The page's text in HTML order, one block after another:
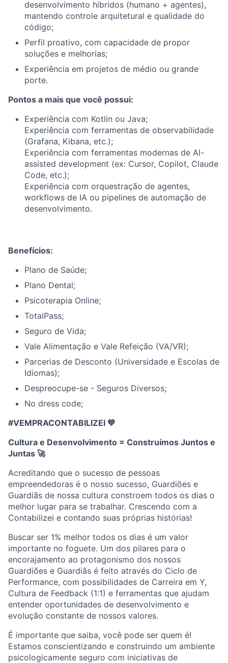
desenvolvimento híbridos (humano + agentes),
mantendo controle arquitetural e qualidade do
código;
Perfil proativo, com capacidade de propor
soluções e melhorias;
Experiência em projetos de médio ou grande
porte.
Pontos a mais que você possui:
Experiência com Kotlin ou Java;
Experiência com ferramentas de observabilidade
(Grafana, Kibana, etc.);
Experiência com ferramentas modernas de AI-
assisted development (ex: Cursor, Copilot, Claude
Code, etc.);
Experiência com orquestração de agentes,
workflows de IA ou pipelines de automação de
desenvolvimento.
Benefícios:
Plano de Saúde;
Plano Dental;
Psicoterapia Online;
TotalPass;
Seguro de Vida;
Vale Alimentação e Vale Refeição (VA/VR);
Parcerias de Desconto (Universidade e Escolas de
Idiomas);
Despreocupe-se - Seguros Diversos;
No dress code;
#VEMPRACONTABILIZEI 💙
Cultura e Desenvolvimento = Construímos Juntos e
Juntas 🚀
Acreditando que o sucesso de pessoas
empreendedoras é o nosso sucesso, Guardiões e
Guardiãs de nossa cultura constroem todos os dias o
melhor lugar para se trabalhar. Crescendo com a
Contabilizei e contando suas próprias histórias!
Buscar ser 1% melhor todos os dias é um valor
importante no foguete. Um dos pilares para o
encorajamento ao protagonismo dos nossos
Guardiões e Guardiãs é feito através do Ciclo de
Performance, com possibilidades de Carreira em Y,
Cultura de Feedback (1:1) e ferramentas que ajudam
entender oportunidades de desenvolvimento e
evolução constante de nossos valores.
É importante que saiba, você pode ser quem é!
Estamos conscientizando e construindo um ambiente
psicologicamente seguro com iniciativas de